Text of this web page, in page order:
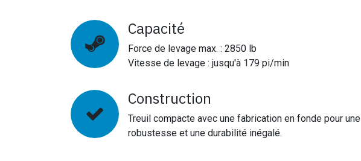
Capacité
Force de levage max. : 2850 lb
Vitesse de levage : jusqu'à 179 pi/min
Construction
Treuil compacte avec une fabrication en fonde pour une
robustesse et une durabilité inégalé.